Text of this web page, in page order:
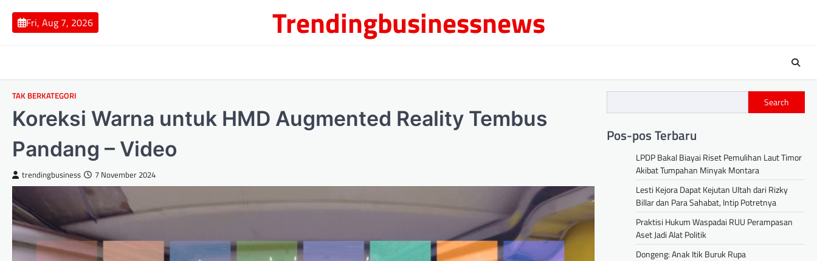
content
Fri, Aug 7, 2026 Trendingbusinessnews
TAK BERKATEGORI
Koreksi Warna untuk HMD Augmented Reality Tembus
Pandang – Video
trendingbusiness 7 November 2024
Search
Pos-pos Terbaru
LPDP Bakal Biayai Riset Pemulihan Laut Timor
Akibat Tumpahan Minyak Montara
Lesti Kejora Dapat Kejutan Ultah dari Rizky
Billar dan Para Sahabat, Intip Potretnya
Praktisi Hukum Waspadai RUU Perampasan
Aset Jadi Alat Politik
Dongeng: Anak Itik Buruk Rupa